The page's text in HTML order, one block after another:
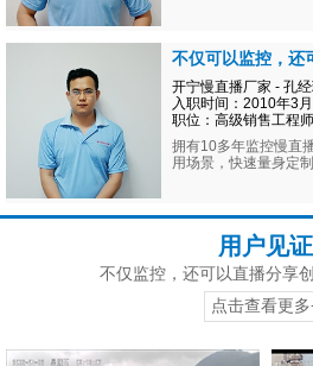
不仅可以监控，还
开宁慢直播厂家 - 孔
入职时间：2010年3月
职位：高级销售工程师
拥有10多年监控慢直
用场景，快速量身定制
用户见证
不仅监控，还可以直播分享
点击查看更